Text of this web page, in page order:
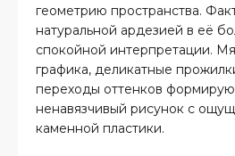
геометрию пространства.
натуральной ардезией в её
спокойной интерпретации.
графика, деликатные
переходы оттенков
ненавязчивый рисунок с
каменной пластики.